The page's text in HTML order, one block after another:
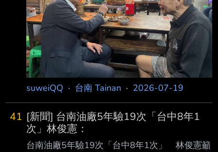
老師傅手藝，以及屬於府城的飲食文化，一點一
滴記錄 下來。 如果阿江炒鱔魚曾是你的口袋名
單，或是一段人生回憶，請務必把握最後這段時
間，再去 吃上一盤熟悉的炒鱔魚，向陪伴台南
數十年的阿江說聲感謝。 畢竟有些味道及回
憶，絕
suweiQQ · 台南 Tainan · 2026-07-19
41 [新聞] 台南油廠5年驗19次「台中8年1
次」林俊憲：
台南油廠5年驗19次「台中8年1次」 林俊憲籲